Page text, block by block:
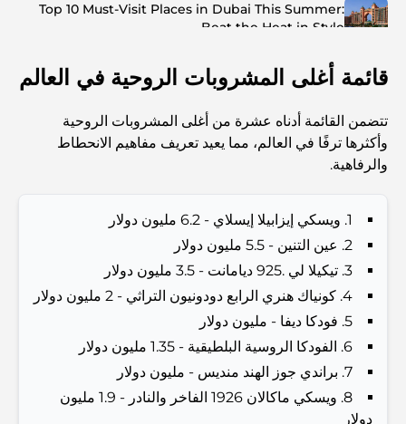
Top 10 Must-Visit Places in Dubai This Summer:
Beat the Heat in Style
Top 7 Busiest Airports in the World: Hub of Global
Abu Dhabi vs Dubai: A Practical Comparison for
Investors and Residents
Families
أشياء يمكنك القيام بها في دبي خلال فصل الصيف: دليلك الأمثل
للتغلب على الحرارة
أفضل الهدايا الفاخرة للرجال: أفكار هدايا مميزة وخالدة
Best Hotels in Business Bay, Dubai: Your Ultimate
Guide
قائمة أغلى المشروبات الروحية في العالم
تتضمن القائمة أدناه عشرة من أغلى المشروبات الروحية
وأكثرها ترفًا في العالم، مما يعيد تعريف مفاهيم الانحطاط
والرفاهية.
1. ويسكي إيزابيلا إيسلاي - 6.2 مليون دولار
2. عين التنين - 5.5 مليون دولار
3. تيكيلا لي .925 ديامانت - 3.5 مليون دولار
4. كونياك هنري الرابع دودونيون التراثي - 2 مليون دولار
5. فودكا ديفا - مليون دولار
6. الفودكا الروسية البلطيقية - 1.35 مليون دولار
7. براندي جوز الهند منديس - مليون دولار
8. ويسكي ماكالان 1926 الفاخر والنادر - 1.9 مليون
دولار